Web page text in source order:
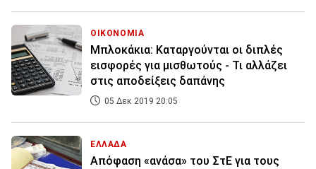
ΟΙΚΟΝΟΜΙΑ
Μπλοκάκια: Καταργούνται οι διπλές
εισφορές για μισθωτούς - Τι αλλάζει
στις αποδείξεις δαπάνης
05 Δεκ 2019 20:05
ΕΛΛΑΔΑ
Απόφαση «ανάσα» του ΣτΕ για τους